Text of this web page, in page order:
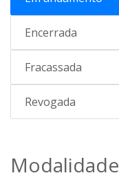
Encerrada
Fracassada
Revogada
Modalidade